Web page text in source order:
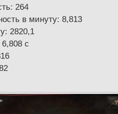
264
в минуту: 8,813
2820,1
6,808 с